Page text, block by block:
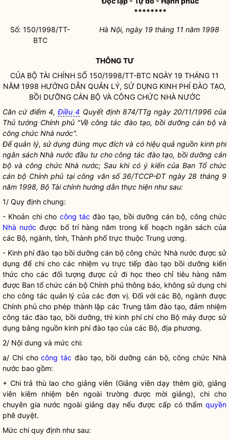
********
Số: 150/1998/TT-
BTC
Hà Nội, ngày 19 tháng 11 năm 1998
THÔNG TƯ
CỦA BỘ TÀI CHÍNH SỐ 150/1998/TT-BTC NGÀY 19 THÁNG 11
NĂM 1998 HƯỚNG DẪN QUẢN LÝ, SỬ DỤNG KINH PHÍ ĐÀO TẠO,
BỒI DƯỠNG CÁN BỘ VÀ CÔNG CHỨC NHÀ NƯỚC
Căn cứ điểm 4,Điều 4 Quyết định 874/TTg ngày 20/11/1996 của
Thủ tướng Chính phủ "Vềcông tác đào tạo, bồi dưỡng cán bộ và
công chức Nhà nước".
Để quản lý, sử dụng đúng mục đích và có hiệu quả nguồn kinh phí
ngân sáchNhà nướcđầu tư chocông tácđào tạo, bồi dưỡng cán
bộ và công chứcNhà nước; Sau khi có ý kiến của Ban Tổ chức
cán bộ Chính phủ tại công văn số 36/TCCP-ĐT ngày 28 tháng 9
năm 1998, Bộ Tài chính hướng dẫn thực hiện như sau:
1/ Quy định chung:
- Khoản chi cho công tác đào tạo, bồi dưỡng cán bộ, công chức
Nhà nước được bố trí hàng năm trong kế hoạch ngân sách của
các Bộ, ngành, tỉnh, Thành phố trực thuộc Trung ương.
- Kinh phí đào tạo bồi dưỡng cán bộ công chức Nhà nước được sử
dụng để chi cho các nhiệm vụ trực tiếp đào tạo bồi dưỡng kiến
thức cho các đối tượng được cử đi học theo chỉ tiêu hàng năm
được Ban tổ chức cán bộ Chính phủ thông báo, không sử dụng chi
cho công tác quản lý của các đơn vị. Đối với các Bộ, ngành được
Chính phủ cho phép thành lập các Trung tâm đào tạo, đảm nhiệm
công tác đào tạo, bồi dưỡng, thì kinh phí chi cho Bộ máy được sử
dụng bằng nguồn kinh phí đào tạo của các Bộ, địa phương.
2/ Nội dung và mức chi:
a/ Chi chocông tác đào tạo, bồi dưỡng cán bộ, công chức Nhà
nước bao gồm:
+ Chi trả thù lao cho giảng viên (Giảng viên dạy thêm giờ, giảng
viên kiêm nhiệm bên ngoài trường được mời giảng), chi cho
chuyên gia nước ngoài giảng dạy nếu được cấp có thẩm quyền
phê duyệt.
Mức chi quy định như sau: